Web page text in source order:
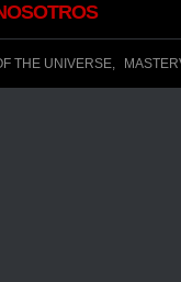
THE UNIVERSE,